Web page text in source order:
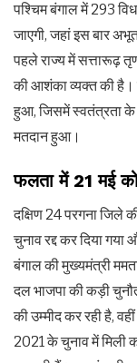
पश्चिम बंगाल में 293
जाएगी, जहां इस बार
पहले राज्य में सत्तारूढ़
की आशंका व्यक्त की है।
हुआ, जिसमें स्वतंत्रता
मतदान हुआ।
फलता में 21 मई को
दक्षिण 24 परगना जिले
चुनाव रद्द कर दिया
बंगाल की मुख्यमंत्री
दल भाजपा की कड़ी
की उम्मीद कर रही है,
2021 के चुनाव में मिली